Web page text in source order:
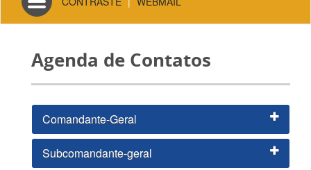
navigation
Agenda de Contatos
Comandante-Geral
Subcomandante-geral